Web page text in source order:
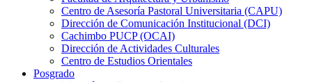
Centro de Asesoría Pastoral Universitaria (CAPU)
Dirección de Comunicación Institucional (DCI)
Cachimbo PUCP (OCAI)
Dirección de Actividades Culturales
Centro de Estudios Orientales
Posgrado